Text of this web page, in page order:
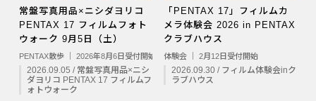
常盤写真用品×ニシダヨリコ
PENTAX 17 フィルムフォト
ウォーク 9月5日（土）
PENTAX散歩 ｜ 2026年8月6日受付開始
2026.09.05 / 常盤写真用品×ニシ
ダヨリコ PENTAX 17 フィルムフ
ォトウォーク
「PENTAX 17」フィルムカ
メラ体験会 2026 in PENTAX
クラブハウス
体験会 ｜ 2月12日受付開始
2026.09.30 / フィルム体験会inク
ラブハウス